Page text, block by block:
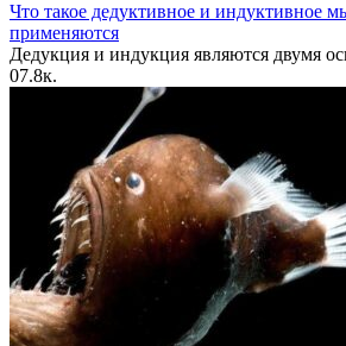
Что такое дедуктивное и индуктивное
применяются
Дедукция и индукция являются двумя
07.8к.